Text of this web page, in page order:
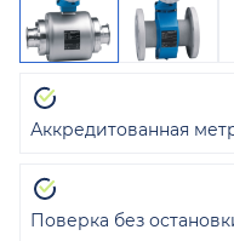
Аккредитованная
Поверка без